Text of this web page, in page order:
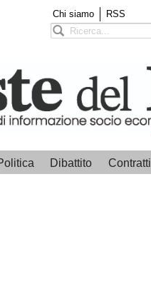
Chi siamo RSS
Dibattito Contratti